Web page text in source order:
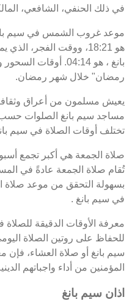
في ذلك الحنفي، الشافعي،
موعد غروب الشمس في سيم
هو 18:21، ووقت الفجر،
بانغ ، هو 04:14.
رمضان" خلال شهر رمضان.
يعيش مسلمون من أعراق
مساجد سيم بانغ الصلوات
تختلف أوقات الصلاة في سيم
صلاة الجمعة هي أكبر تجمع
تُقام صلاة الجمعة عادةً في
بسهولة التحقق من موعد صلاة
في سيم بانغ .
معرفة الأوقات الدقيقة
للحفاظ على روتين الصلاة
سيم بانغ أو صلاة العشاء، فإن
المؤمنين من أداء واجباتهم
اذان سيم بانغ